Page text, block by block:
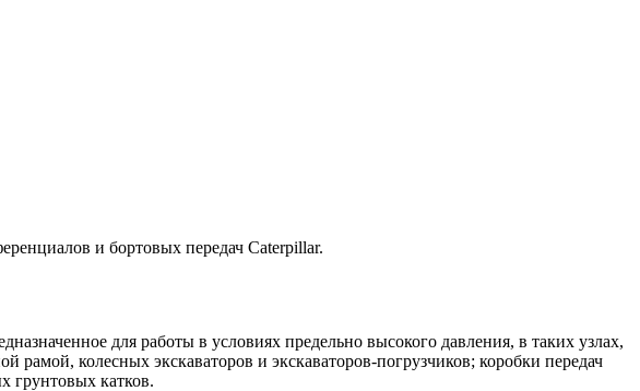
и бортовых передач Caterpillar.
для работы в условиях предельно высокого давления, в таких узлах,
колесных экскаваторов и экскаваторов-погрузчиков; коробки передач
грунтовых катков.